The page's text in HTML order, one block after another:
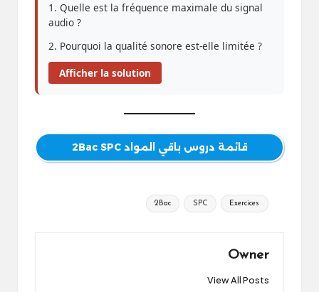
1. Quelle est la fréquence maximale du signal
audio ?
2. Pourquoi la qualité sonore est-elle limitée ?
Afficher la solution
قائمة دروس باقي المواد 2Bac SPC
Tags:
2Bac SPC Exercices
Owner
View All Posts